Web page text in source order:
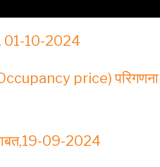
01-10-2024
price) परिगणना
09-2024